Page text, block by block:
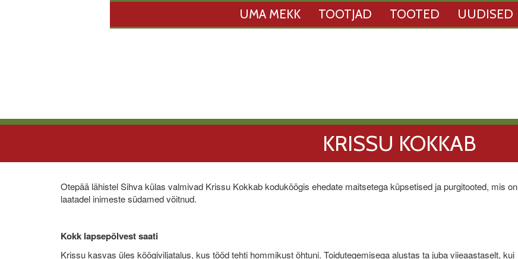
UMA MEKK TOOTJAD TOOTED UUDISED
KRISSU KOKKAB
Otepää lähistel Sihva külas valmivad Krissu Kokkab koduköögis ehedate maitsetega küpsetised ja purgitooted, mis on
laatadel inimeste südamed võitnud.
Kokk lapsepõlvest saati
Krissu kasvas üles köögiviljatalus, kus tööd tehti hommikust õhtuni. Toidutegemisega alustas ta juba viieaastaselt, kui